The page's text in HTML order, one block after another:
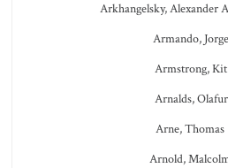
Arkhangelsky, Alexander
Armando, Jorge
Armstrong, Kit
Arnalds, Olafur
Arne, Thomas
Arnold,